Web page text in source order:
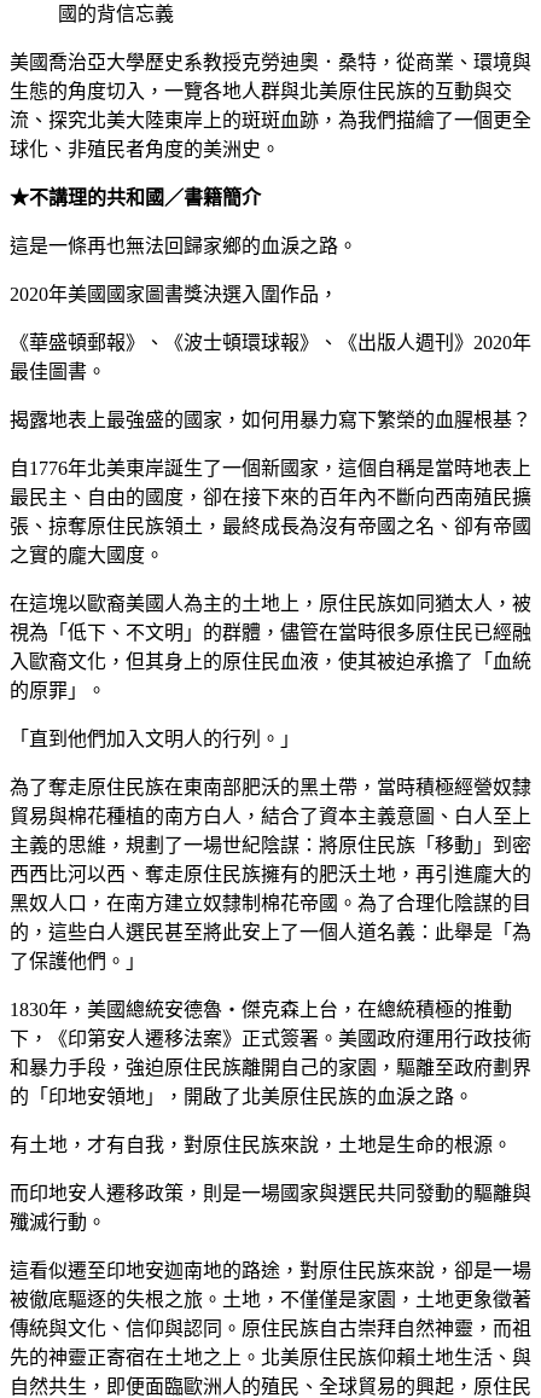
國的背信忘義
美國喬治亞大學歷史系教授克勞迪奧．桑特，從商業、環境與
生態的角度切入，一覽各地人群與北美原住民族的互動與交
流、探究北美大陸東岸上的斑斑血跡，為我們描繪了一個更全
球化、非殖民者角度的美洲史。
★不講理的共和國／書籍簡介
這是一條再也無法回歸家鄉的血淚之路。
2020年美國國家圖書獎決選入圍作品，
《華盛頓郵報》、《波士頓環球報》、《出版人週刊》2020年
最佳圖書。
揭露地表上最強盛的國家，如何用暴力寫下繁榮的血腥根基？
自1776年北美東岸誕生了一個新國家，這個自稱是當時地表上
最民主、自由的國度，卻在接下來的百年內不斷向西南殖民擴
張、掠奪原住民族領土，最終成長為沒有帝國之名、卻有帝國
之實的龐大國度。
在這塊以歐裔美國人為主的土地上，原住民族如同猶太人，被
視為「低下、不文明」的群體，儘管在當時很多原住民已經融
入歐裔文化，但其身上的原住民血液，使其被迫承擔了「血統
的原罪」。
「直到他們加入文明人的行列。」
為了奪走原住民族在東南部肥沃的黑土帶，當時積極經營奴隸
貿易與棉花種植的南方白人，結合了資本主義意圖、白人至上
主義的思維，規劃了一場世紀陰謀：將原住民族「移動」到密
西西比河以西、奪走原住民族擁有的肥沃土地，再引進龐大的
黑奴人口，在南方建立奴隸制棉花帝國。為了合理化陰謀的目
的，這些白人選民甚至將此安上了一個人道名義：此舉是「為
了保護他們。」
1830年，美國總統安德魯‧傑克森上台，在總統積極的推動
下，《印第安人遷移法案》正式簽署。美國政府運用行政技術
和暴力手段，強迫原住民族離開自己的家園，驅離至政府劃界
的「印地安領地」，開啟了北美原住民族的血淚之路。
有土地，才有自我，對原住民族來說，土地是生命的根源。
而印地安人遷移政策，則是一場國家與選民共同發動的驅離與
殲滅行動。
這看似遷至印地安迦南地的路途，對原住民族來說，卻是一場
被徹底驅逐的失根之旅。土地，不僅僅是家園，土地更象徵著
傳統與文化、信仰與認同。原住民族自古崇拜自然神靈，而祖
先的神靈正寄宿在土地之上。北美原住民族仰賴土地生活、與
自然共生，即便面臨歐洲人的殖民、全球貿易的興起，原住民